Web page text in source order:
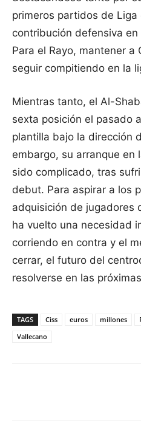
primeros partidos de Liga
contribución defensiva
Para el Rayo, mantener a
seguir compitiendo en la
Mientras tanto, el Al-
sexta posición el pasado
plantilla bajo la dirección
embargo, su arranque en
sido complicado, tras
debut. Para aspirar a los
adquisición de jugadores
ha vuelto una necesidad
corriendo en contra y el
cerrar, el futuro del
resolverse en las
TAGS Ciss euros millones
Vallecano